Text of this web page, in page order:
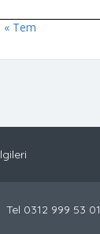
« Tem
Tel 0312 999 53 01